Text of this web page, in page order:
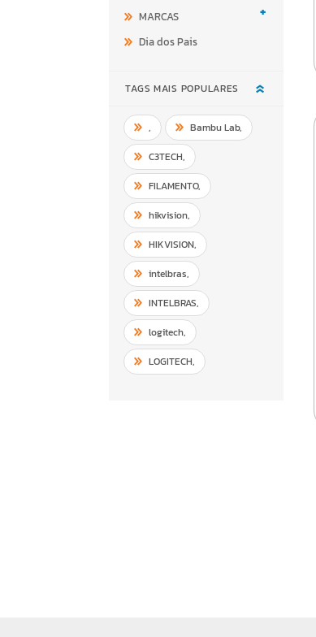
MARCAS +
Dia dos Pais
TAGS MAIS POPULARES
, Bambu Lab,
C3TECH,
FILAMENTO,
hikvision,
HIKVISION,
intelbras,
INTELBRAS,
logitech,
LOGITECH,